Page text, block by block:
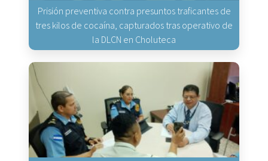
Prisión preventiva contra presuntos traficantes de
tres kilos de cocaína, capturados tras operativo de
la DLCN en Choluteca